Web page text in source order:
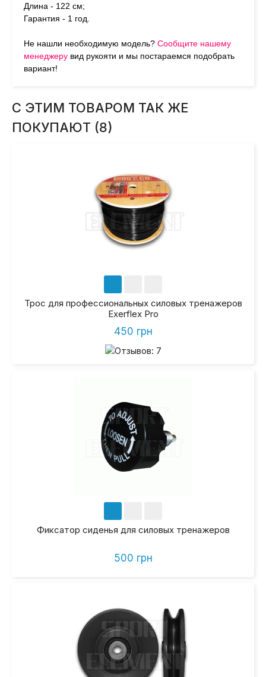
Длина - 122 см;
Гарантия - 1 год.
Не нашли необходимую модель? Сообщите нашему
менеджеру вид рукояти и мы постараемся подобрать
вариант!
С ЭТИМ ТОВАРОМ ТАК ЖЕ
ПОКУПАЮТ (8)
Трос для профессиональных силовых тренажеров
Exerflex Pro
450 грн
Фиксатор сиденья для силовых тренажеров
500 грн